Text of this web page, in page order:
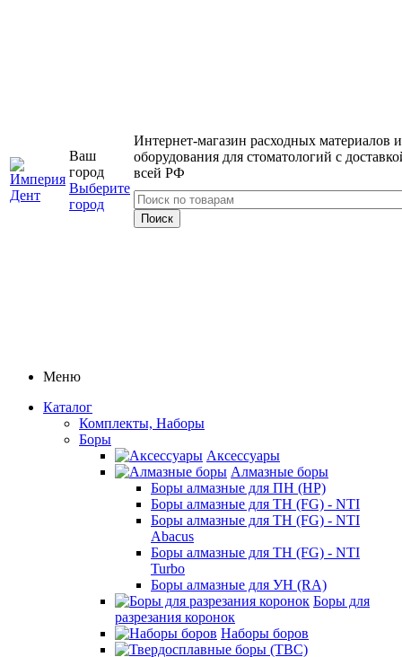
Ваш
город
Выберите
город
Интернет-магазин расходных материалов и
оборудования для стоматологий с
всей РФ
Меню
Каталог
Комплекты, Наборы
Боры
Аксессуары
Алмазные боры
Боры алмазные для ПН (HP)
Боры алмазные для ТН (FG) - NTI
Боры алмазные для ТН (FG) - NTI
Abacus
Боры алмазные для ТН (FG) - NTI
Turbo
Боры алмазные для УН (RA)
Боры для
разрезания коронок
Наборы боров